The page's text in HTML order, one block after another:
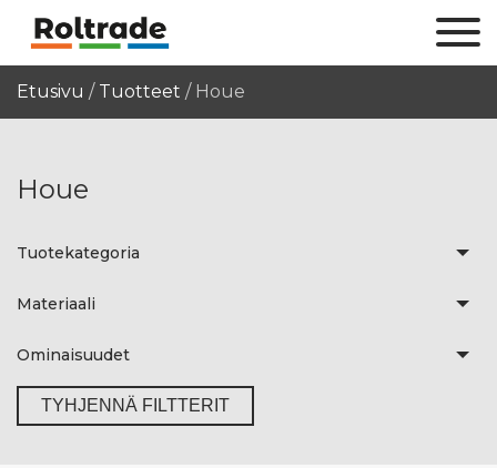
Etusivu / Tuotteet / Houe
Houe
Tuotekategoria
Materiaali
Ominaisuudet
TYHJENNÄ FILTTERIT